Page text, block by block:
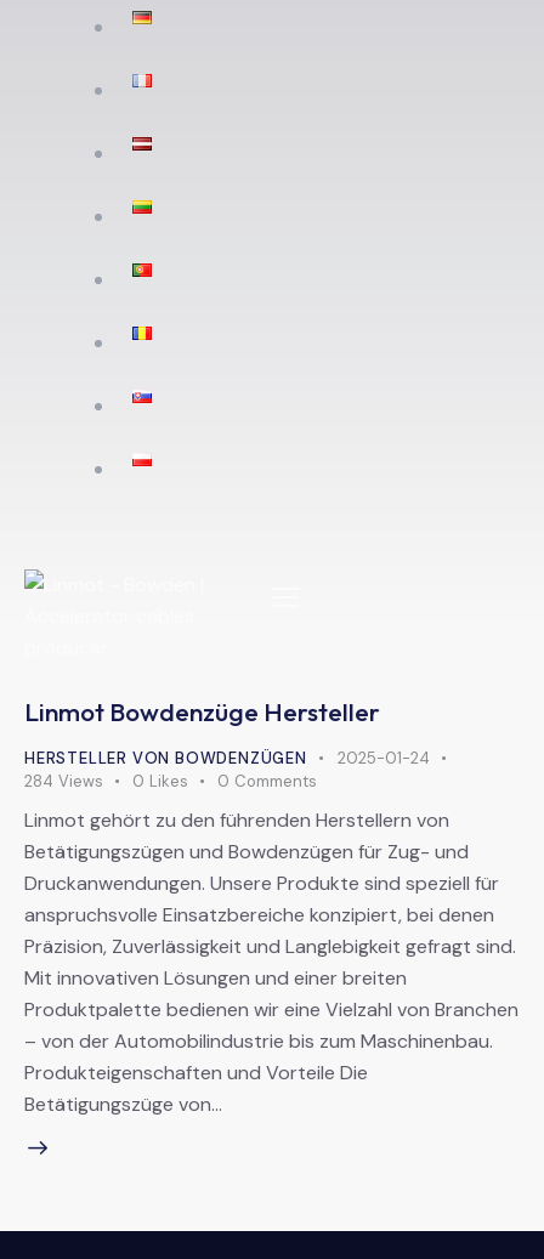
Linmot Bowdenzüge Hersteller
HERSTELLER VON BOWDENZÜGEN
2025-01-24
284 Views 0 Likes 0 Comments
Linmot gehört zu den führenden Herstellern von
Betätigungszügen und Bowdenzügen für Zug- und
Druckanwendungen. Unsere Produkte sind speziell für
anspruchsvolle Einsatzbereiche konzipiert, bei denen
Präzision, Zuverlässigkeit und Langlebigkeit gefragt sind.
Mit innovativen Lösungen und einer breiten
Produktpalette bedienen wir eine Vielzahl von Branchen
– von der Automobilindustrie bis zum Maschinenbau.
Produkteigenschaften und Vorteile Die
Betätigungszüge von…